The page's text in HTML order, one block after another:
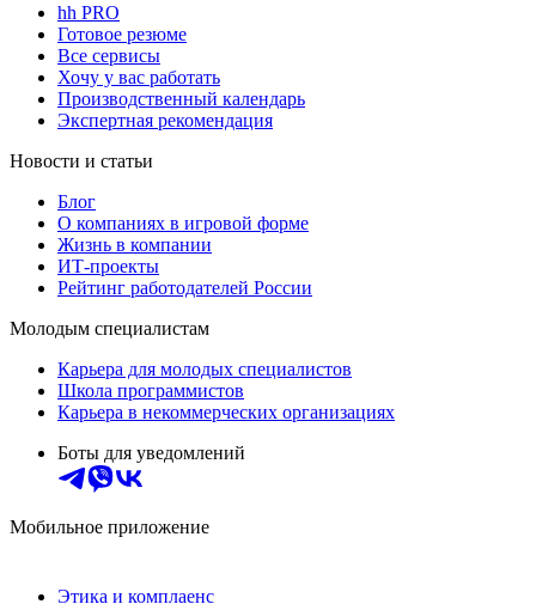
hh PRO
Готовое резюме
Все сервисы
Хочу у вас работать
Производственный календарь
Экспертная рекомендация
Новости и статьи
Блог
О компаниях в игровой форме
Жизнь в компании
ИТ-проекты
Рейтинг работодателей России
Молодым специалистам
Карьера для молодых специалистов
Школа программистов
Карьера в некоммерческих организациях
Боты для уведомлений
Мобильное приложение
Этика и комплаенс